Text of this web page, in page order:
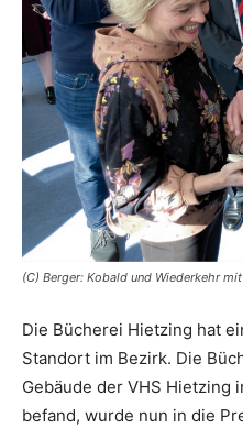
(C) Berger: Kobald und Wiederkehr
Die Bücherei Hietzing hat
Standort im Bezirk. Die
Gebäude der VHS Hietzing
befand, wurde nun in die